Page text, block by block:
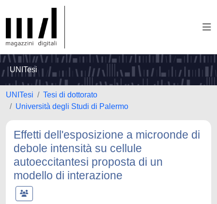
UNITesi
UNITesi
Tesi di dottorato
Università degli Studi di Palermo
Effetti dell'esposizione a microonde di
debole intensità su cellule
autoeccitantesi proposta di un
modello di interazione